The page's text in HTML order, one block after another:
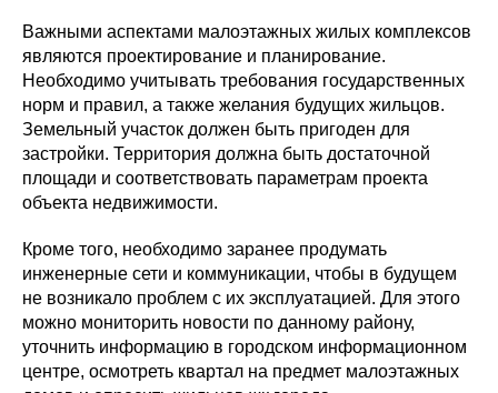
Важными аспектами малоэтажных жилых комплексов
являются проектирование и планирование.
Необходимо учитывать требования государственных
норм и правил, а также желания будущих жильцов.
Земельный участок должен быть пригоден для
застройки. Территория должна быть достаточной
площади и соответствовать параметрам проекта
объекта недвижимости.
Кроме того, необходимо заранее продумать
инженерные сети и коммуникации, чтобы в будущем
не возникало проблем с их эксплуатацией. Для этого
можно мониторить новости по данному району,
уточнить информацию в городском информационном
центре, осмотреть квартал на предмет малоэтажных